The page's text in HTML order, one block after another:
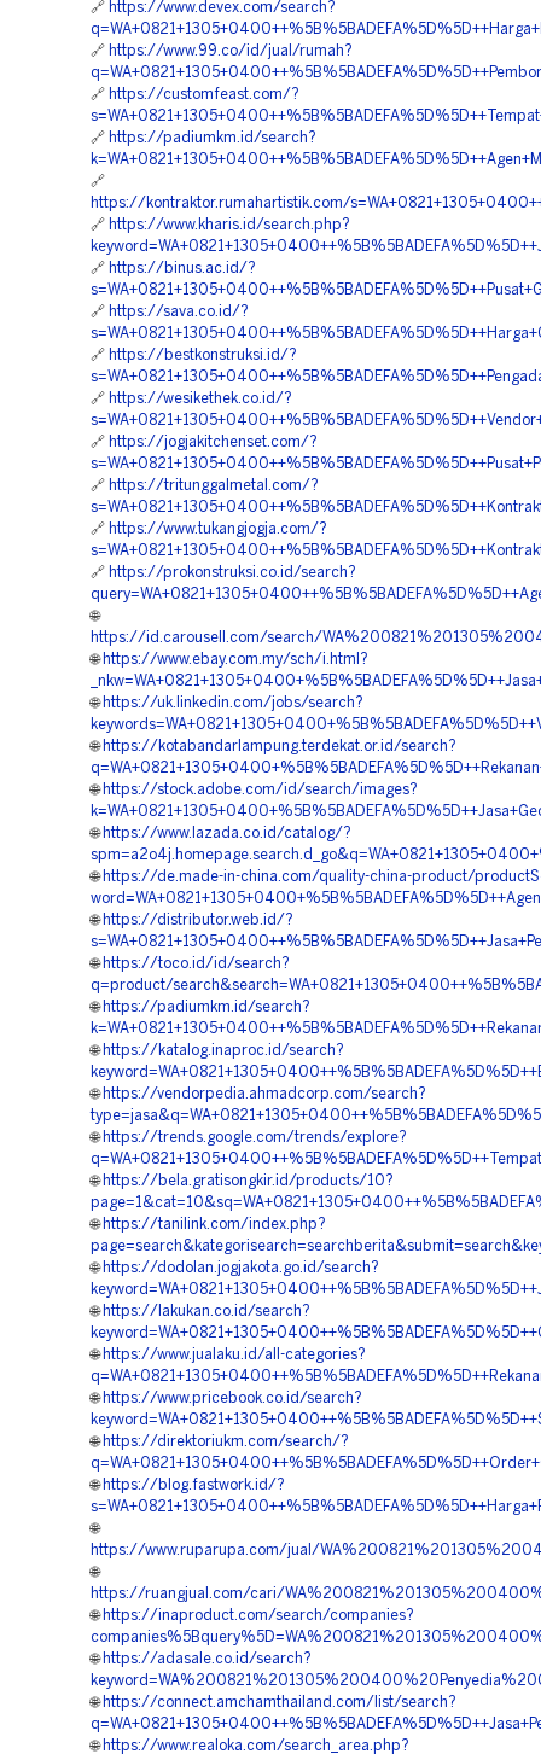
🔗 https://www.devex.com/search?
🔗 https://www.99.co/id/jual/rumah?
🔗 https://customfeast.com/?
🔗 https://padiumkm.id/search?
🔗
https://kontraktor.rumahartistik.com/
🔗 https://www.kharis.id/search.php?
🔗 https://binus.ac.id/?
🔗 https://sava.co.id/?
🔗 https://bestkonstruksi.id/?
🔗 https://wesikethek.co.id/?
🔗 https://jogjakitchenset.com/?
🔗 https://tritunggalmetal.com/?
🔗 https://www.tukangjogja.com/?
🔗 https://prokonstruksi.co.id/search?
🌐
https://id.carousell.com/search/
🌐 https://www.ebay.com.my/sch/i.html?
🌐 https://uk.linkedin.com/jobs/search?
🌐 https://kotabandarlampung.terdekat.or.id/search?
🌐 https://stock.adobe.com/id/search/images?
🌐 https://www.lazada.co.id/catalog/?
🌐 https://de.made-in-china.com/quality-china-product/
🌐 https://distributor.web.id/?
🌐 https://toco.id/id/search?
q=product/
🌐 https://padiumkm.id/search?
🌐 https://katalog.inaproc.id/search?
🌐 https://vendorpedia.ahmadcorp.com/search?
🌐 https://trends.google.com/trends/explore?
🌐 https://bela.gratisongkir.id/products/10?
🌐 https://tanilink.com/index.php?
🌐 https://dodolan.jogjakota.go.id/search?
🌐 https://lakukan.co.id/search?
🌐 https://www.jualaku.id/all-categories?
🌐 https://www.pricebook.co.id/search?
🌐 https://direktoriukm.com/search/?
🌐 https://blog.fastwork.id/?
🌐
https://www.ruparupa.com/jual/
🌐
https://ruangjual.com/cari/
🌐 https://inaproduct.com/search/companies?
🌐 https://adasale.co.id/search?
🌐 https://connect.amchamthailand.com/list/search?
🌐 https://www.realoka.com/search_area.php?